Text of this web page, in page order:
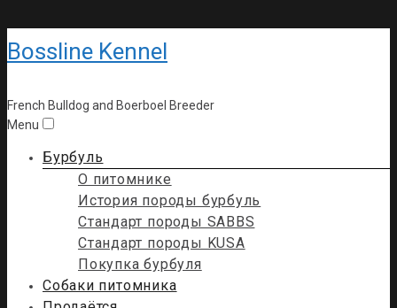
Bossline Kennel
French Bulldog and Boerboel Breeder
Menu
Бурбуль
О питомнике
История породы бурбуль
Стандарт породы SABBS
Стандарт породы KUSA
Покупка бурбуля
Собаки питомника